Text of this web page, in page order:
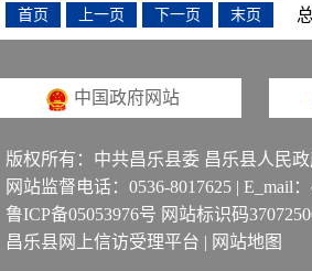
首页 上一页 下一页 末页 总
中国政府网站
版权所有：中共昌乐县委 昌乐县人民
网站监督电话：0536-8017625 | E_mail
鲁ICP备05053976号 网站标识码
昌乐县网上信访受理平台 | 网站地图